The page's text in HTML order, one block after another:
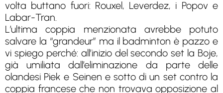
volta buttano fuori: Rouxel, Leverdez, i Popov e
Labar-Tran.
L’ultima coppia menzionata avrebbe potuto
salvare la “grandeur” ma il badminton è pazzo e
vi spiego perché: all’inizio del secondo set la Boje,
già umiliata dall’eliminazione da parte delle
olandesi Piek e Seinen e sotto di un set contro la
coppia francese che non trovava opposizione al